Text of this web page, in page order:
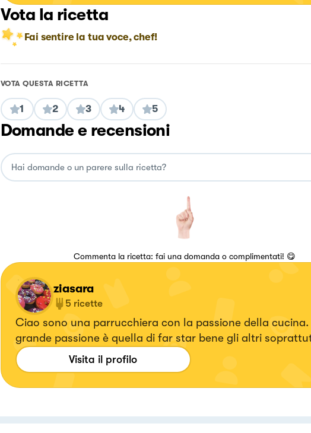
Vota la ricetta
Fai sentire la tua voce, chef!
VOTA QUESTA RICETTA
1 2 3 4 5
Domande e recensioni
Commenta la ricetta: fai una domanda o complimentati! 😋
ziasara
5 ricette
Ciao sono una parrucchiera con la passione della cucina.
grande passione è quella di far star bene gli altri
le cene!
Visita il profilo